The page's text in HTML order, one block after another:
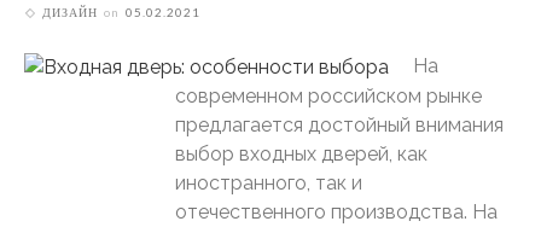
ДИЗАЙН on 05.02.2021
На
современном российском рынке
предлагается достойный внимания
выбор входных дверей, как
иностранного, так и
отечественного производства. На